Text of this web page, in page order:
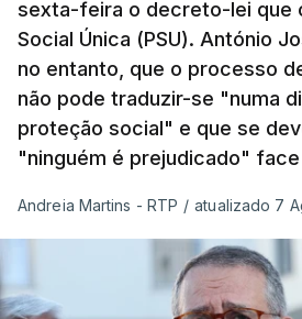
sexta-feira o decreto-lei que
Social Única (PSU). António
no entanto, que o processo
não pode traduzir-se "numa
proteção social" e que se
"ninguém é prejudicado"
Andreia Martins - RTP / atualizado 7